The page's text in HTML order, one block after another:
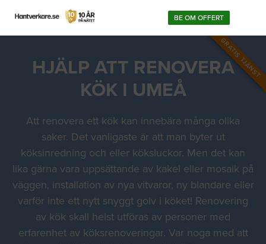
BE OM OFFERT
GRATIS TJÄNST
HJÄLP ATT RENOVERA
KÖK I UMEÅ
Att renovera ett kök kan innebära många olika
saker. Det vanligaste är att man byter ut
köksinredning och eller köksluckor. Men det kan
lika gärna vara uppsättande av kakel eller mosaik på
väggen, installation av nya vitvaror, ny blandare eller
varför inte ett nytt snyggt golv i köket! Renovering
av kök skall helst utföras av personer med
erfarenhet av köksrenoveringar. Var noga med att